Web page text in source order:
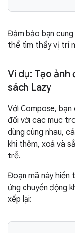
Đảm bảo bạn
thể tìm thấy vị trí
Ví dụ: Tạo
sách Lazy
Với Compose,
đối với các mục
dùng cùng nhau,
khi thêm, xoá và
trễ.
Đoạn mã này hiển
ứng chuyển động
xếp lại: